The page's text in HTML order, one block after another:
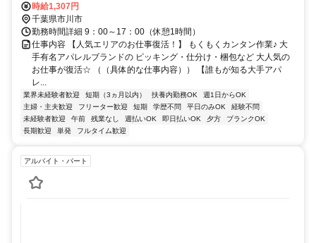
時給1,307円
千葉県市川市
勤務時間詳細 9：00～17：00（休憩1時間）
仕事内容 【人気エリアのお仕事復活！】 もくもくカンタン作業♪ 大
手有名アパレルブランドの ピッキング・仕分け・梱包など 大人気の
お仕事が復活☆ （（具体的な仕事内容）） 【誰もが知る大手アパ
レ...
業界未経験者歓迎 短期（3ヵ月以内） 扶養内勤務OK
週1日からOK
主婦・主夫歓迎
フリーター歓迎 短期 学歴不問 平日のみOK
経験不問
未経験者歓迎
午前 残業なし 週払いOK 即日払いOK 夕方
ブランクOK
長期歓迎
単発 フルタイム歓迎
アルバイト・パート